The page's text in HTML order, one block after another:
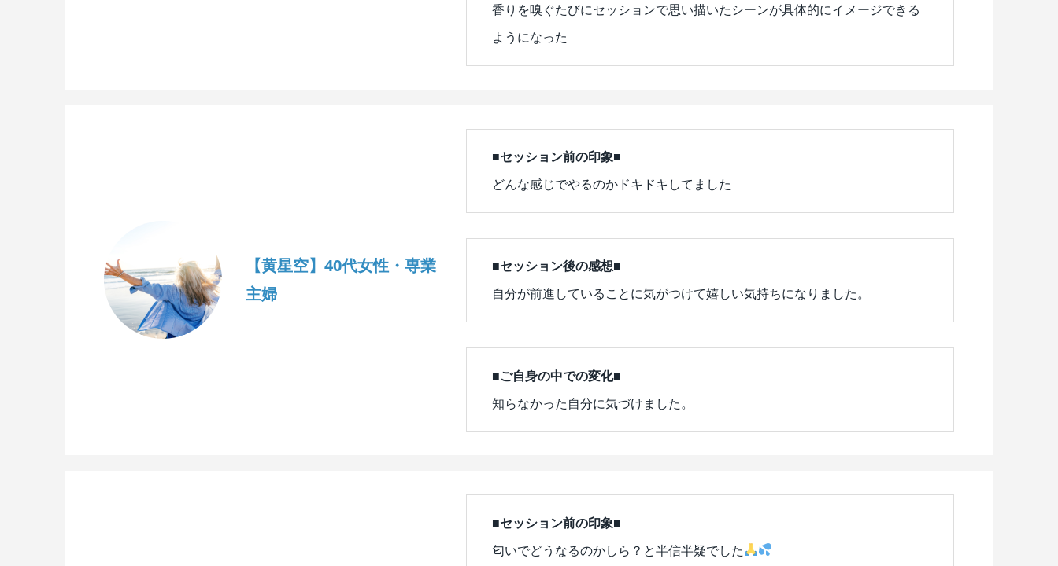
香りを嗅ぐたびにセッションで思い描いたシーンが具体的にイメージできる
ようになった
【黄星空】40代女性・専業
主婦
■セッション前の印象■
どんな感じでやるのかドキドキしてました
■セッション後の感想■
自分が前進していることに気がつけて嬉しい気持ちになりました。
■ご自身の中での変化■
知らなかった自分に気づけました。
■セッション前の印象■
匂いでどうなるのかしら？と半信半疑でした